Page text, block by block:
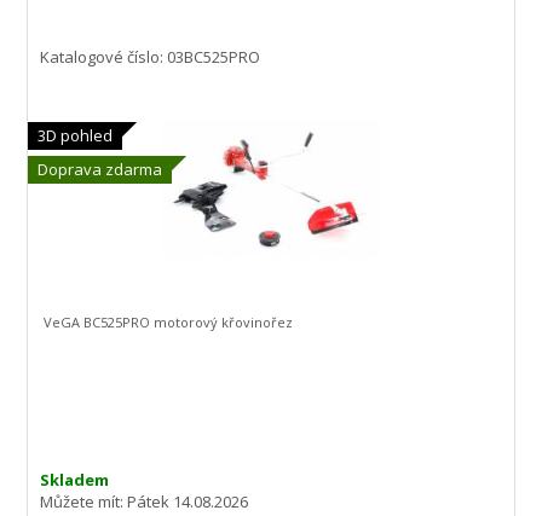
3D pohled
Doprava zdarma
Katalogové číslo: 03BC525PRO
Skladem
Můžete mít:Pátek 14.08.2026
VeGA BC525PRO motorový křovinořez